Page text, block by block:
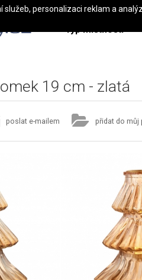
Typ místnosti
19 cm - zlatá
poslat e-mailem přidat do můj
služeb, personalizaci reklam a